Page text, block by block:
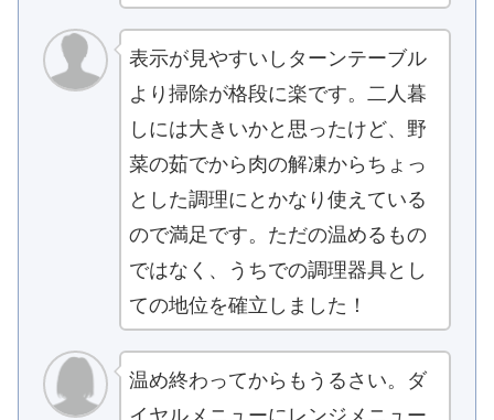
表示が見やすいしターンテーブル
より掃除が格段に楽です。二人暮
しには大きいかと思ったけど、野
菜の茹でから肉の解凍からちょっ
とした調理にとかなり使えている
ので満足です。ただの温めるもの
ではなく、うちでの調理器具とし
ての地位を確立しました！
温め終わってからもうるさい。ダ
イヤルメニューにレンジメニュー